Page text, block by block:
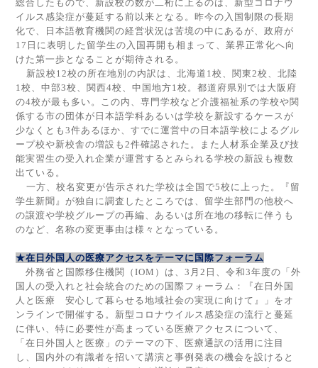
総合したもので、新設校の数が二桁に上るのは、新型コロナウ
イルス感染症が蔓延する前以来となる。昨今の入国制限の長期
化で、日本語教育機関の経営状況は苦境の中にあるが、政府が
17 日に表明した留学生の入国再開も相まって、業界正常化へ向
けた第一歩となることが期待される。
新設校 12校の所在地別の内訳は、北海道 1校、関東2校、北陸
1校、中部3校、関西4校、中国地方1校。都道府県別では大阪府
の4校が最も多い。この内、専門学校など介護福祉系の学校や関
係する市の団体が日本語学科あるいは学校を新設するケースが
少なくとも 3件あるほか、すでに運営中の日本語学校によるグル
ープ校や新校舎の増設も 2件確認された。また人材系企業及び技
能実習生の受入れ企業が運営するとみられる学校の新設も複数
出ている。
一方、校名変更が告示された学校は全国で5校に上った。『留
学生新聞』が独自に調査したところでは、留学生部門の他校へ
の譲渡や学校グループの再編、あるいは所在地の移転に伴うも
のなど、名称の変更事由は様々となっている。
★在日外国人の医療アクセスをテーマに国際フォーラム
外務省と国際移住機関（ IOM ）は、 3 月 2 日、令和3年度の「外
国人の受入れと社会統合のための国際フォーラム：『在日外国
人と医療 安心して暮らせる地域社会の実現に向けて』」をオ
ンラインで開催する。新型コロナウイルス感染症の流行と蔓延
に伴い、特に必要性が高まっている医療アクセスについて、
「在日外国人と医療」のテーマの下、医療通訳の活用に注目
し、国内外の有識者を招いて講演と事例発表の機会を設けると